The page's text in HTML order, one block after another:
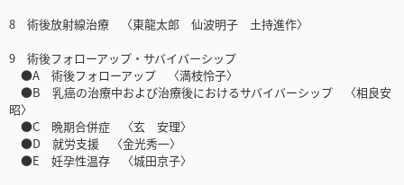
8 術後放射線治療 〈東龍太郎 仙波明子 土持進作〉
9 術後フォローアップ・サバイバーシップ
●A 術後フォローアップ 〈満枝怜子〉
●B 乳癌の治療中および治療後におけるサバイバーシップ 〈相良安
昭〉
●C 晩期合併症 〈玄 安理〉
●D 就労支援 〈金光秀一〉
●E 妊孕性温存 〈城田京子〉